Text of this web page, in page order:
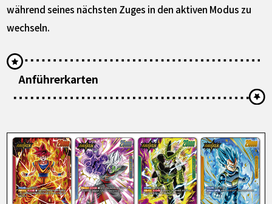
während seines nächsten Zuges in den aktiven Modus zu
wechseln.
Anführerkarten